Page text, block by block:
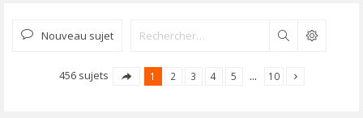
Nouveau sujet Rechercher
456 sujets 1 2 3 4 5 … 10